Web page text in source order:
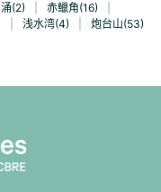
(2) 赤鱲角(16)
浅水湾(4) 炮台山(53)